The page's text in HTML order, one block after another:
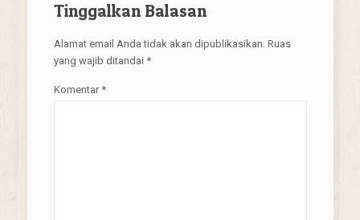
Tinggalkan Balasan
Alamat email Anda tidak akan dipublikasikan. Ruas
yang wajib ditandai *
Komentar *